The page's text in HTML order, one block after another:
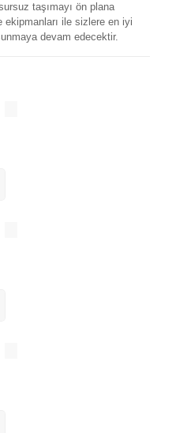
taşımayı ön plana
ekipmanları ile sizlere en iyi
devam edecektir.